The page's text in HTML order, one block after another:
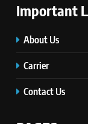
Important
About Us
Carrier
Contact Us